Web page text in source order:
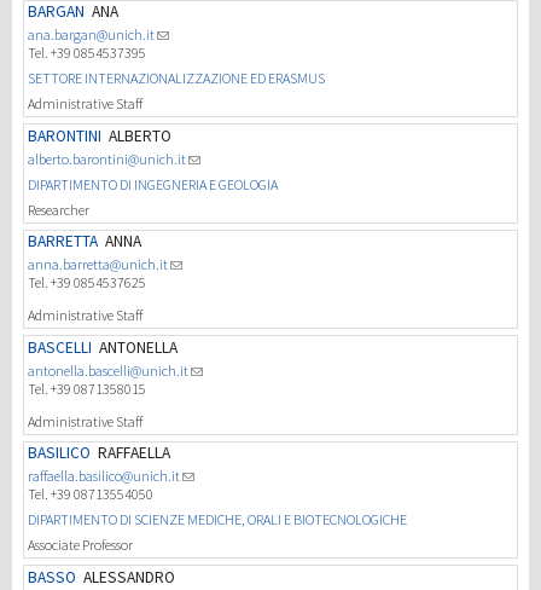
BARGAN ANA
ana.bargan@unich.it
Tel. +39 0854537395
SETTORE INTERNAZIONALIZZAZIONE ED ERASMUS
Administrative Staff
BARONTINI ALBERTO
alberto.barontini@unich.it
DIPARTIMENTO DI INGEGNERIA E GEOLOGIA
Researcher
BARRETTA ANNA
anna.barretta@unich.it
Tel. +39 0854537625
Administrative Staff
BASCELLI ANTONELLA
antonella.bascelli@unich.it
Tel. +39 0871358015
Administrative Staff
BASILICO RAFFAELLA
raffaella.basilico@unich.it
Tel. +39 08713554050
DIPARTIMENTO DI SCIENZE MEDICHE, ORALI E BIOTECNOLOGICHE
Associate Professor
BASSO ALESSANDRO